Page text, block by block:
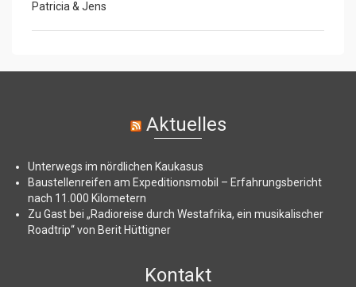
Patricia & Jens
Aktuelles
Unterwegs im nördlichen Kaukasus
Baustellenreifen am Expeditionsmobil – Erfahrungsbericht
nach 11.000 Kilometern
Zu Gast bei „Radioreise durch Westafrika, ein musikalischer
Roadtrip“ von Berit Hüttigner
Kontakt